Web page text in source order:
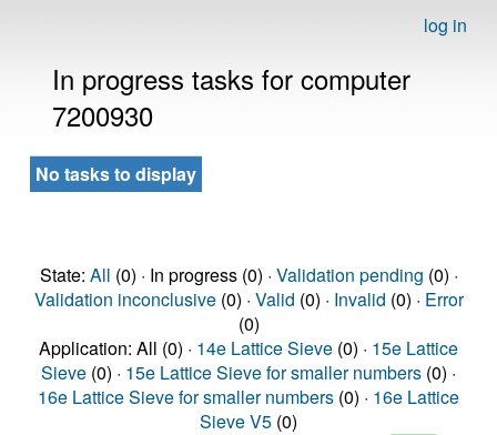
log in
In progress tasks for computer
7200930
No tasks to display
State: All (0) · In progress (0) · Validation pending (0) ·
Validation inconclusive(0) · Valid (0) · Invalid (0) · Error
(0)
Application: All (0) · 14e Lattice Sieve (0) · 15e Lattice
Sieve (0) · 15e Lattice Sieve for smaller numbers (0) ·
16e Lattice Sieve for smaller numbers (0) · 16e Lattice
Sieve V5 (0)